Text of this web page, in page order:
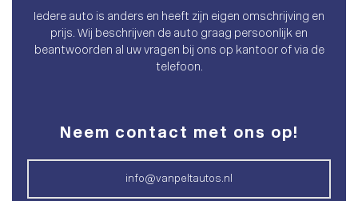
Iedere auto is anders en heeft zijn eigen omschrijving en
prijs. Wij beschrijven de auto graag persoonlijk en
beantwoorden al uw vragen bij ons op kantoor of via de
telefoon.
Neem contact met ons op!
info@vanpeltautos.nl